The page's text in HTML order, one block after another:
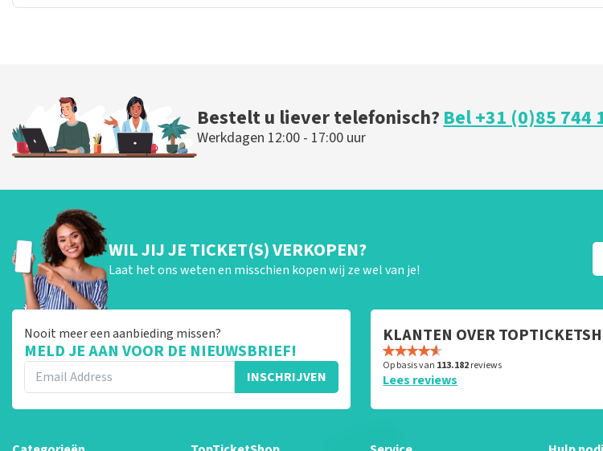
Bestelt u liever telefonisch?Bel +31 (0)85 744
Werkdagen 12:00 - 17:00 uur
WIL JIJ JE TICKET(S) VERKOPEN?
Laat het ons weten en misschien kopen wij ze wel van je!
Nooit meer een aanbieding missen?
MELD JE AAN VOOR DE NIEUWSBRIEF!
INSCHRIJVEN
KLANTEN OVER
Op basis van 113.182reviews
Lees reviews